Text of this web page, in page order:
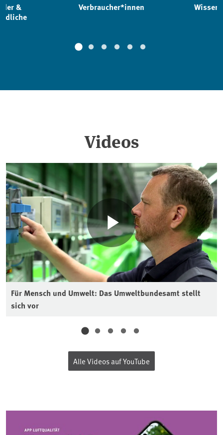
&
Verbraucher*innen
Videos
Für Mensch und Umwelt: Das Umweltbundesamt stellt
sich vor
Alle Videos auf YouTube